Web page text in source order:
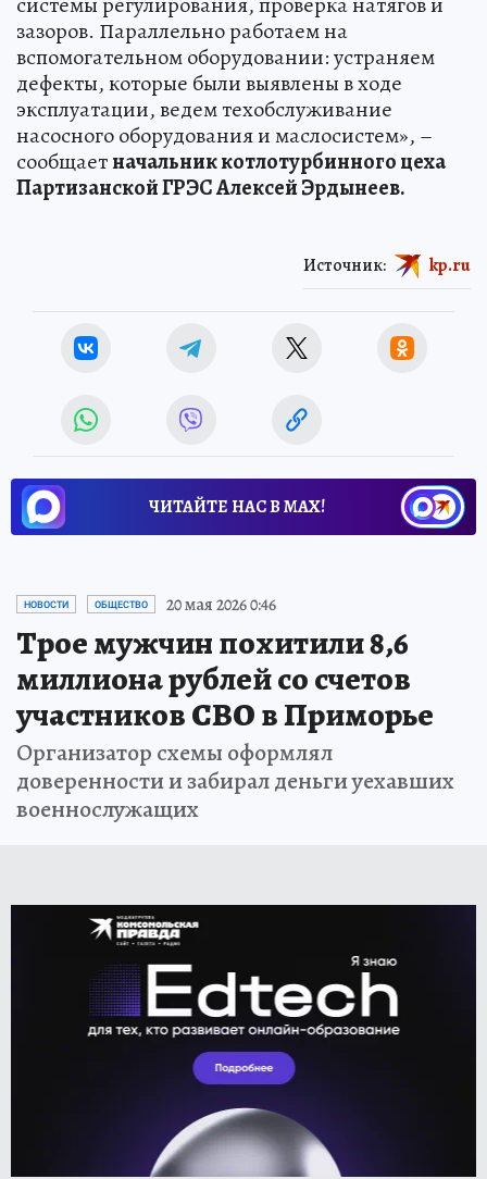
зазоров. Параллельно работаем на
вспомогательном оборудовании: устраняем
дефекты, которые были выявлены в ходе
эксплуатации, ведем техобслуживание
насосного оборудования и маслосистем», –
сообщаетначальник котлотурбинного цеха
Партизанской ГРЭС Алексей Эрдынеев.
Источник: kp.ru
ЧИТАЙТЕ НАС В МАХ!
НОВОСТИ ОБЩЕСТВО 20 мая 2026 0:46
Трое мужчин похитили 8,6
миллиона рублей со счетов
участников СВО в Приморье
Организатор схемы оформлял
доверенности и забирал деньги уехавших
военнослужащих